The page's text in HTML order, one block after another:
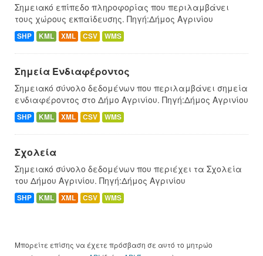
Σημειακό επίπεδο πληροφορίας που περιλαμβάνει
τους χώρους εκπαίδευσης. Πηγή:Δήμος Αγρινίου
SHP KML XML CSV WMS
Σημεία Ενδιαφέροντος
Σημειακό σύνολο δεδομένων που περιλαμβάνει σημεία
ενδιαφέροντος στο Δήμο Αγρινίου. Πηγή:Δήμος Αγρινίου
SHP KML XML CSV WMS
Σχολεία
Σημειακό σύνολο δεδομένων που περιέχει τα Σχολεία
του Δήμου Αγρινίου. Πηγή:Δήμος Αγρινίου
SHP KML XML CSV WMS
Μπορείτε επίσης να έχετε πρόσβαση σε αυτό το μητρώο